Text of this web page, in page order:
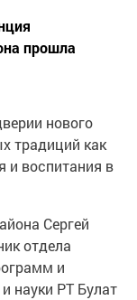
прошла
нового
традиций как
и воспитания в
Сергей
отдела
и
науки РТ Булат